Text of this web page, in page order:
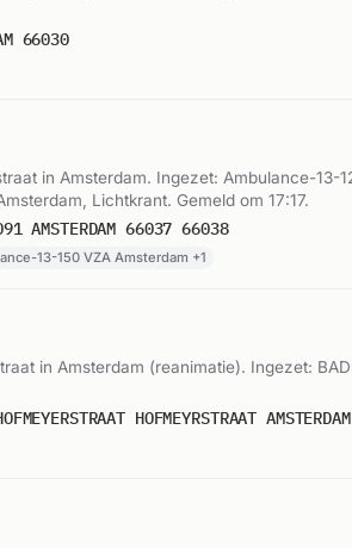
66030
in Amsterdam. Ingezet: Ambulance-13-
Lichtkrant. Gemeld om 17:17.
AMSTERDAM 66037 66038
13-150 VZA Amsterdam +1
in Amsterdam (reanimatie). Ingezet:
HOFMEYRSTRAAT